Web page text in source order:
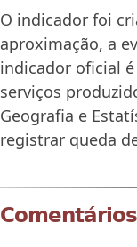
O indicador foi
aproximação, a
indicador oficial
serviços
Geografia e
registrar queda